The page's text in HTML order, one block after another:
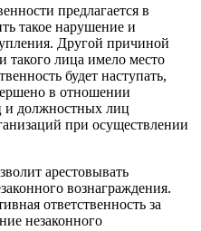
предлагается в
такое нарушение и
Другой причиной
такого лица имело место
будет наступать,
в отношении
и должностных лиц
при осуществлении
арестовывать
вознаграждения.
ответственность за
незаконного